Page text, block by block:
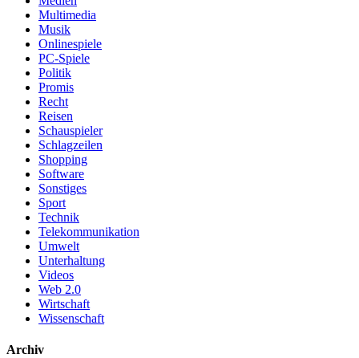
Multimedia
Musik
Onlinespiele
PC-Spiele
Politik
Promis
Recht
Reisen
Schauspieler
Schlagzeilen
Shopping
Software
Sonstiges
Sport
Technik
Telekommunikation
Umwelt
Unterhaltung
Videos
Web 2.0
Wirtschaft
Wissenschaft
Archiv